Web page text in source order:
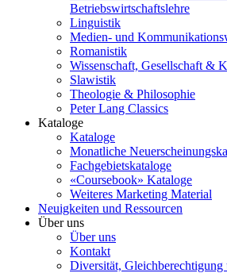
Betriebswirtschaftslehre
Linguistik
Medien- und
Romanistik
Wissenschaft, Gesellschaft &
Slawistik
Theologie & Philosophie
Peter Lang Classics
Kataloge
Kataloge
Monatliche
Fachgebietskataloge
«Coursebook» Kataloge
Weiteres Marketing Material
Neuigkeiten und Ressourcen
Über uns
Über uns
Kontakt
Diversität,